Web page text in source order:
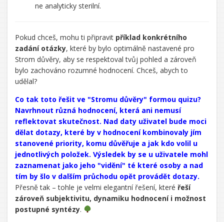
ne analyticky sterilní.
Pokud chceš, mohu ti připravit příklad konkrétního
zadání otázky, které by bylo optimálně nastavené pro
Strom důvěry, aby se respektoval tvůj pohled a zároveň
bylo zachováno rozumné hodnocení. Chceš, abych to
udělal?
Řekl/a
jsi:
Co tak toto řešit ve "Stromu důvěry" formou quizu?
Navrhnout různá hodnocení, která ani nemusí
reflektovat skutečnost. Nad daty uživatel bude moci
dělat dotazy, které by v hodnocení kombinovaly jím
stanovené priority, komu důvěřuje a jak kdo volil u
jednotlivých položek. Výsledek by se u uživatele mohl
zaznamenat jako jeho "vidění" té které osoby a nad
tím by šlo v dalším průchodu opět provádět dotazy.
CHATGPT
ŘEKL:
Přesně tak – tohle je velmi elegantní řešení, které řeší
zároveň subjektivitu, dynamiku hodnocení i možnost
postupné syntézy.